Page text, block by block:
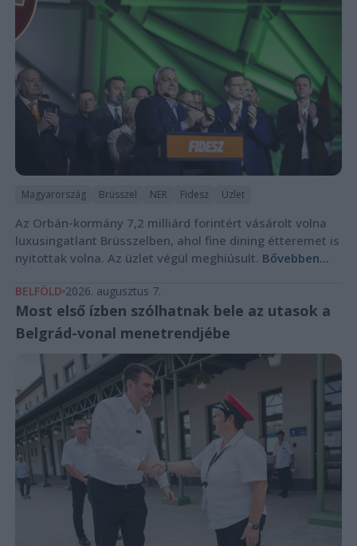
Magyarország Brüsszel NER Fidesz Üzlet
Az Orbán-kormány 7,2 milliárd forintért vásárolt volna
luxusingatlant Brüsszelben, ahol fine dining étteremet is
nyitottak volna. Az üzlet végül meghiúsult. Bővebben...
BELFÖLD 2026. augusztus 7.
Most első ízben szólhatnak bele az utasok a
Belgrád-vonal menetrendjébe